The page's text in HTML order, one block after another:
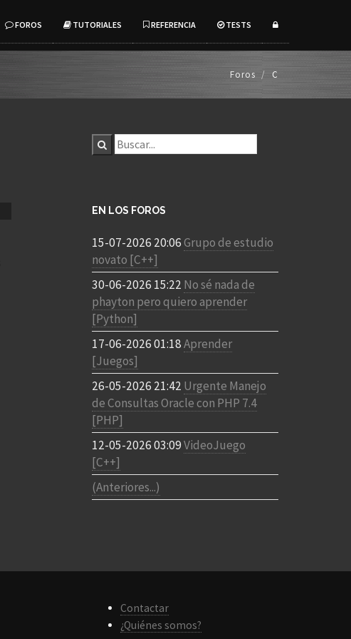
FOROS TUTORIALES REFERENCIA TESTS
Foros C
EN LOS FOROS
15-07-2026 20:06Grupo de estudio
novato [C++]
30-06-2026 15:22 No sé nada de
phayton pero quiero aprender
[Python]
17-06-2026 01:18Aprender
[Juegos]
26-05-2026 21:42 Urgente Manejo
de Consultas Oracle con PHP 7.4
[PHP]
12-05-2026 03:09VideoJuego
[C++]
(Anteriores...)
Contactar
¿Quiénes somos?